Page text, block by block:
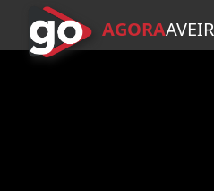
AGORAA